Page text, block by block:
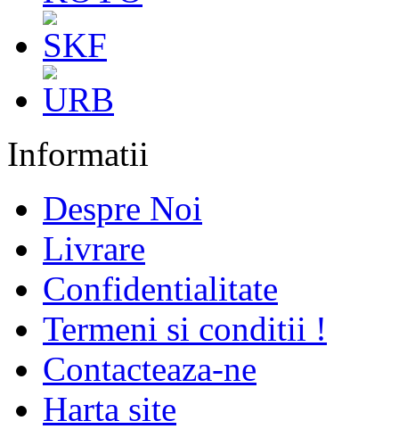
Informatii
Despre Noi
Livrare
Confidentialitate
Termeni si conditii !
Contacteaza-ne
Harta site